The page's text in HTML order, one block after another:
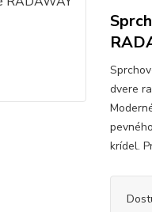
dvere
krídel.